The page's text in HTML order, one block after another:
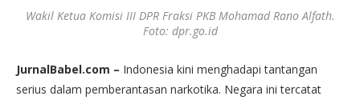
Wakil Ketua Komisi III DPR Fraksi PKB Mohamad Rano Alfath.
Foto: dpr.go.id
JurnalBabel.com – Indonesia kini menghadapi tantangan
serius dalam pemberantasan narkotika. Negara ini tercatat